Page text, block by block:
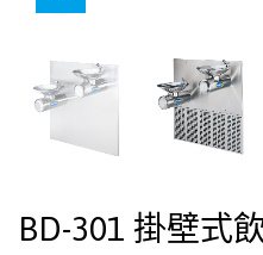
BD-301 掛壁式